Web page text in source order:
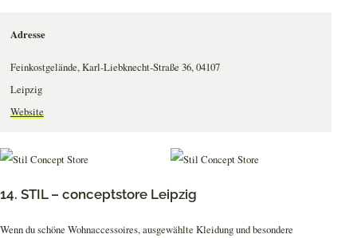
Adresse
Feinkostgelände, Karl-Liebknecht-Straße 36, 04107
Leipzig
Website
14. STIL – conceptstore Leipzig
Wenn du schöne Wohnaccessoires, ausgewählte Kleidung und besondere